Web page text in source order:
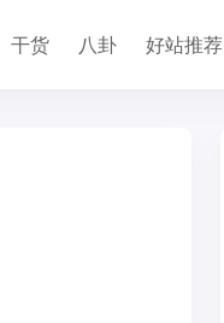
干货 八卦 好站推荐